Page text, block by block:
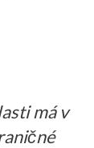
má v